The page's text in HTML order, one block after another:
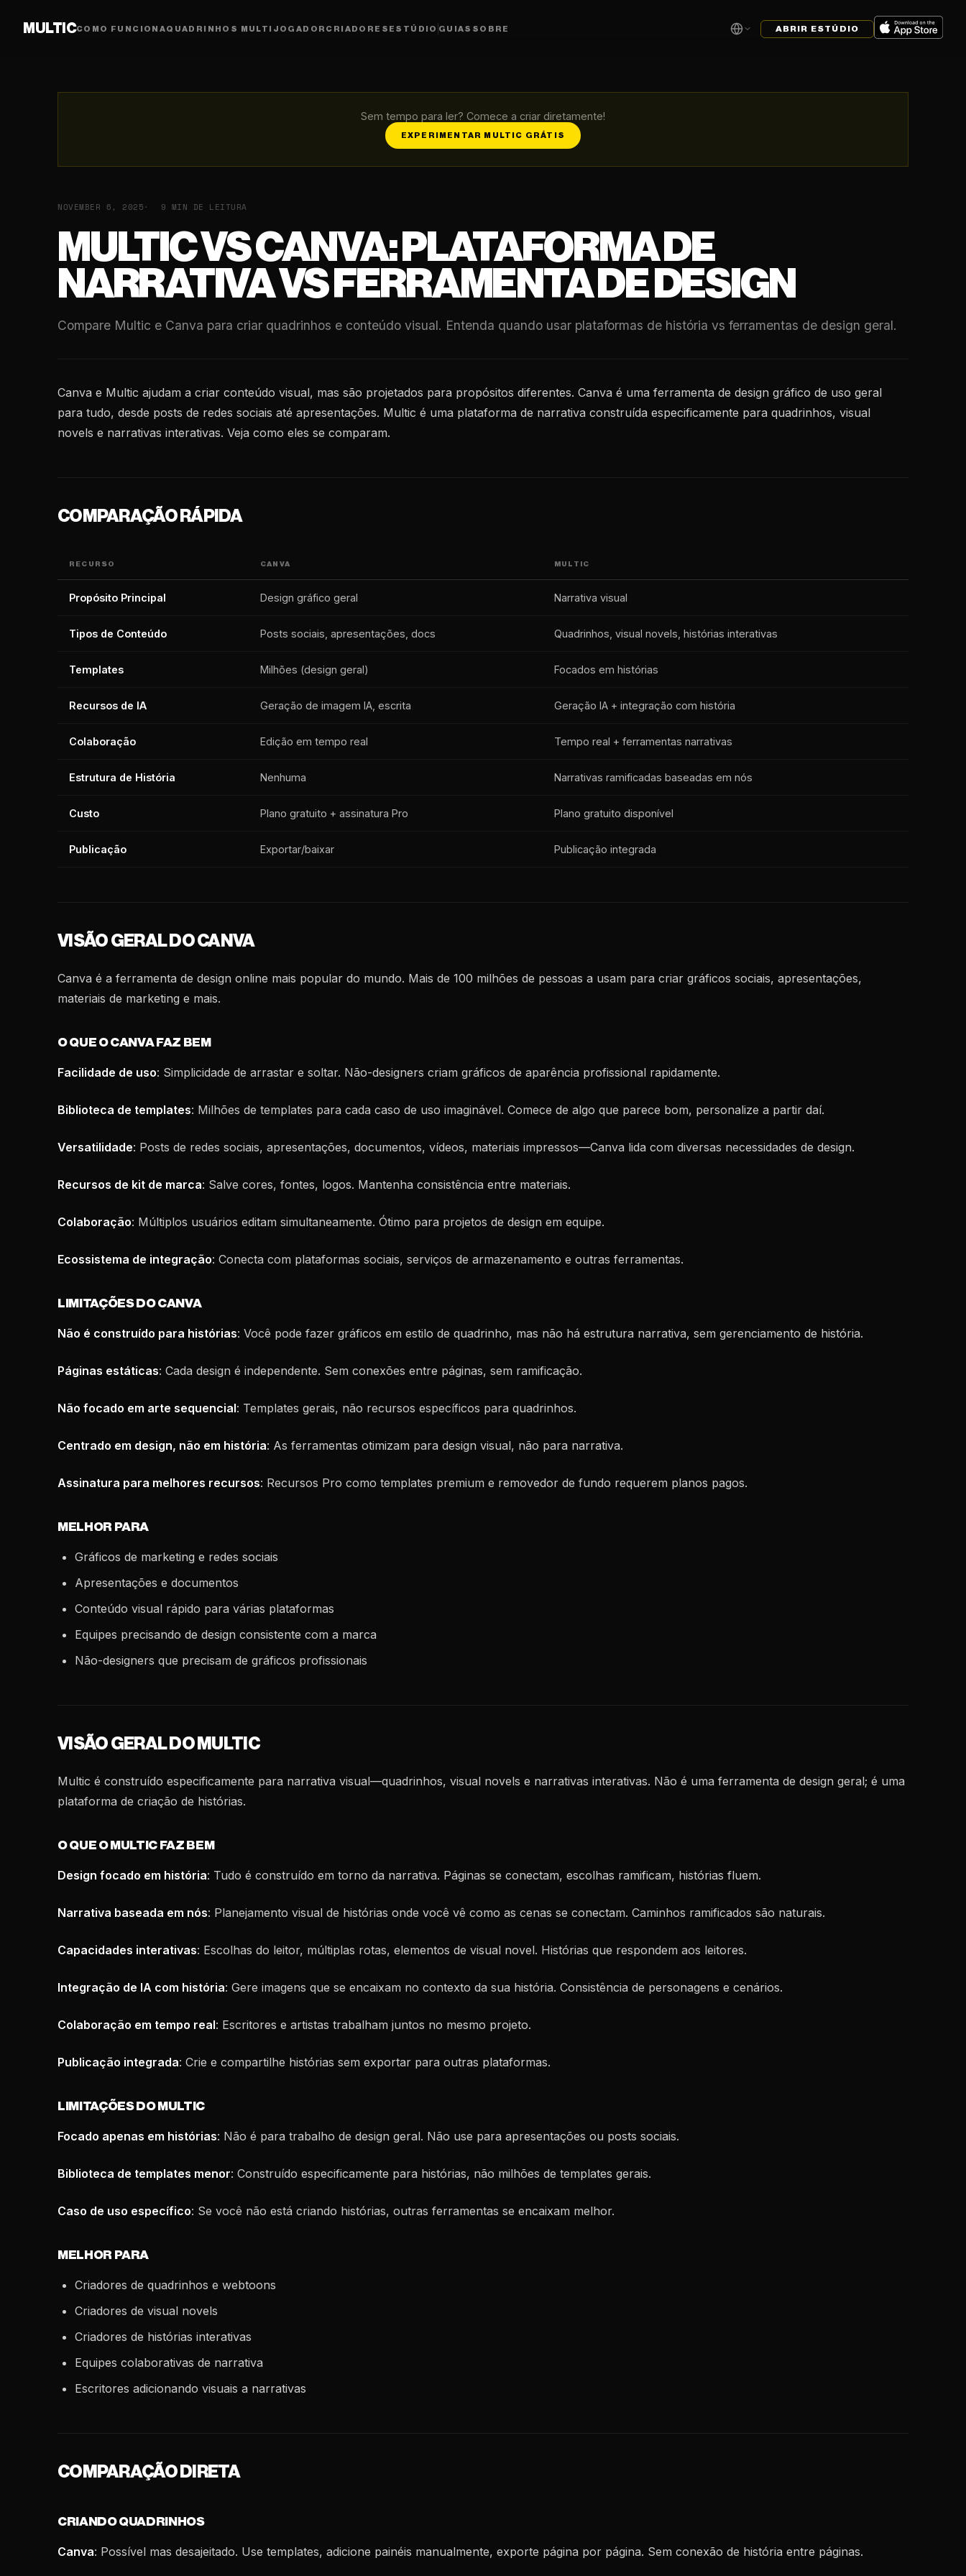
MULTICCOMO FUNCIONAQUADRINHOS MULTIJOGADOR CRIADORES ESTÚDIO GUIAS SOBRE ABRIR ESTÚDIO
Sem tempo para ler? Comece a criar diretamente!
EXPERIMENTAR MULTIC GRÁTIS
NOVEMBER 6, 2025 9 MIN DE LEITURA
MULTIC VS CANVA: PLATAFORMA DE
NARRATIVA VS FERRAMENTA DE DESIGN
Compare Multic e Canva para criar quadrinhos e conteúdo visual. Entenda quando usar plataformas de história vs ferramentas de design geral.
Canva e Multic ajudam a criar conteúdo visual, mas são projetados para propósitos diferentes. Canva é uma ferramenta de design gráfico de uso geral
para tudo, desde posts de redes sociais até apresentações. Multic é uma plataforma de narrativa construída especificamente para quadrinhos, visual
novels e narrativas interativas. Veja como eles se comparam.
COMPARAÇÃO RÁPIDA
RECURSO CANVA MULTIC
Propósito Principal Design gráfico geral Narrativa visual
Tipos de Conteúdo Posts sociais, apresentações, docs Quadrinhos, visual novels, histórias interativas
Templates Milhões (design geral) Focados em histórias
Recursos de IA Geração de imagem IA, escrita Geração IA + integração com história
Colaboração Edição em tempo real Tempo real + ferramentas narrativas
Estrutura de História Nenhuma Narrativas ramificadas baseadas em nós
Custo Plano gratuito + assinatura Pro Plano gratuito disponível
Publicação Exportar/baixar Publicação integrada
VISÃO GERAL DO CANVA
Canva é a ferramenta de design online mais popular do mundo. Mais de 100 milhões de pessoas a usam para criar gráficos sociais, apresentações,
materiais de marketing e mais.
O QUE O CANVA FAZ BEM
Facilidade de uso: Simplicidade de arrastar e soltar. Não-designers criam gráficos de aparência profissional rapidamente.
Biblioteca de templates: Milhões de templates para cada caso de uso imaginável. Comece de algo que parece bom, personalize a partir daí.
Versatilidade: Posts de redes sociais, apresentações, documentos, vídeos, materiais impressos—Canva lida com diversas necessidades de design.
Recursos de kit de marca: Salve cores, fontes, logos. Mantenha consistência entre materiais.
Colaboração: Múltiplos usuários editam simultaneamente. Ótimo para projetos de design em equipe.
Ecossistema de integração: Conecta com plataformas sociais, serviços de armazenamento e outras ferramentas.
LIMITAÇÕES DO CANVA
Não é construído para histórias: Você pode fazer gráficos em estilo de quadrinho, mas não há estrutura narrativa, sem gerenciamento de história.
Páginas estáticas: Cada design é independente. Sem conexões entre páginas, sem ramificação.
Não focado em arte sequencial: Templates gerais, não recursos específicos para quadrinhos.
Centrado em design, não em história: As ferramentas otimizam para design visual, não para narrativa.
Assinatura para melhores recursos: Recursos Pro como templates premium e removedor de fundo requerem planos pagos.
MELHOR PARA
Gráficos de marketing e redes sociais
Apresentações e documentos
Conteúdo visual rápido para várias plataformas
Equipes precisando de design consistente com a marca
Não-designers que precisam de gráficos profissionais
VISÃO GERAL DO MULTIC
Multic é construído especificamente para narrativa visual—quadrinhos, visual novels e narrativas interativas. Não é uma ferramenta de design geral; é uma
plataforma de criação de histórias.
O QUE O MULTIC FAZ BEM
Design focado em história: Tudo é construído em torno da narrativa. Páginas se conectam, escolhas ramificam, histórias fluem.
Narrativa baseada em nós: Planejamento visual de histórias onde você vê como as cenas se conectam. Caminhos ramificados são naturais.
Capacidades interativas: Escolhas do leitor, múltiplas rotas, elementos de visual novel. Histórias que respondem aos leitores.
Integração de IA com história: Gere imagens que se encaixam no contexto da sua história. Consistência de personagens e cenários.
Colaboração em tempo real: Escritores e artistas trabalham juntos no mesmo projeto.
Publicação integrada: Crie e compartilhe histórias sem exportar para outras plataformas.
LIMITAÇÕES DO MULTIC
Focado apenas em histórias: Não é para trabalho de design geral. Não use para apresentações ou posts sociais.
Biblioteca de templates menor: Construído especificamente para histórias, não milhões de templates gerais.
Caso de uso específico: Se você não está criando histórias, outras ferramentas se encaixam melhor.
MELHOR PARA
Criadores de quadrinhos e webtoons
Criadores de visual novels
Criadores de histórias interativas
Equipes colaborativas de narrativa
Escritores adicionando visuais a narrativas
COMPARAÇÃO DIRETA
CRIANDO QUADRINHOS
Canva: Possível mas desajeitado. Use templates, adicione painéis manualmente, exporte página por página. Sem conexão de história entre páginas.